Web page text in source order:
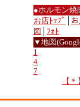
●ホルモン
お店ﾄｯﾌﾟ
図
ﾌｫﾄ
▼地図
1
4
7
【